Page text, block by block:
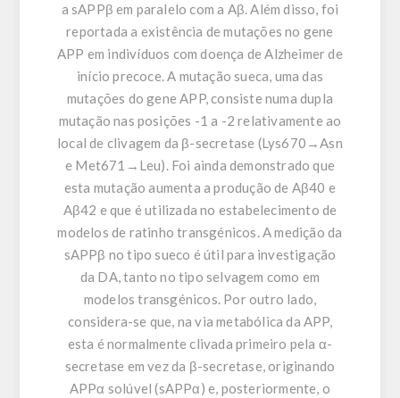
a sAPPβ em paralelo com a Aβ. Além disso, foi
reportada a existência de mutações no gene
APP em indivíduos com doença de Alzheimer de
início precoce. A mutação sueca, uma das
mutações do gene APP, consiste numa dupla
mutação nas posições -1 a -2 relativamente ao
local de clivagem da β-secretase (Lys670→Asn
e Met671→Leu). Foi ainda demonstrado que
esta mutação aumenta a produção de Aβ40 e
Aβ42 e que é utilizada no estabelecimento de
modelos de ratinho transgénicos. A medição da
sAPPβ no tipo sueco é útil para investigação
da DA, tanto no tipo selvagem como em
modelos transgénicos. Por outro lado,
considera-se que, na via metabólica da APP,
esta é normalmente clivada primeiro pela α-
secretase em vez da β-secretase, originando
APPα solúvel (sAPPα) e, posteriormente, o